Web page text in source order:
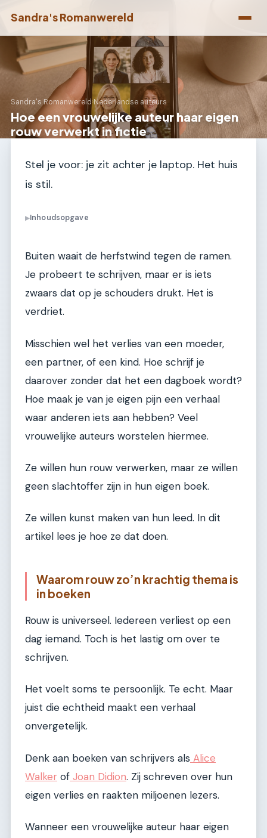
Sandra's Romanwereld
Sandra's Romanwereld›Nederlandse auteurs
Hoe een vrouwelijke auteur haar eigen
rouw verwerkt in fictie
Stel je voor: je zit achter je laptop. Het huis
is stil.
▶Inhoudsopgave
Buiten waait de herfstwind tegen de ramen.
Je probeert te schrijven, maar er is iets
zwaars dat op je schouders drukt. Het is
verdriet.
Misschien wel het verlies van een moeder,
een partner, of een kind. Hoe schrijf je
daarover zonder dat het een dagboek wordt?
Hoe maak je van je eigen pijn een verhaal
waar anderen iets aan hebben? Veel
vrouwelijke auteurs worstelen hiermee.
Ze willen hun rouw verwerken, maar ze willen
geen slachtoffer zijn in hun eigen boek.
Ze willen kunst maken van hun leed. In dit
artikel lees je hoe ze dat doen.
Waarom rouw zo’n krachtig thema is
in boeken
Rouw is universeel. Iedereen verliest op een
dag iemand. Toch is het lastig om over te
schrijven.
Het voelt soms te persoonlijk. Te echt. Maar
juist die echtheid maakt een verhaal
onvergetelijk.
Denk aan boeken van schrijvers als Alice
Walker of Joan Didion. Zij schreven over hun
eigen verlies en raakten miljoenen lezers.
Wanneer een vrouwelijke auteur haar eigen